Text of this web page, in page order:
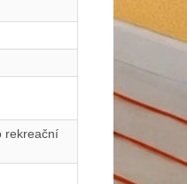
rekreační